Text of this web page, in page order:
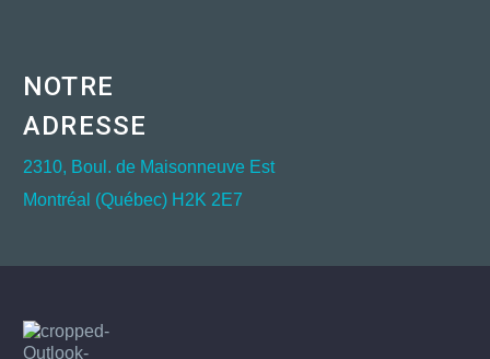
NOTRE
ADRESSE
2310, Boul. de Maisonneuve Est
Montréal (Québec) H2K 2E7